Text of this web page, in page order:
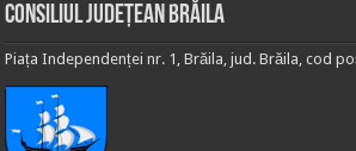
Consiliul Județean Brăila
Piața Independenței nr. 1, Brăila, jud. Brăila, cod